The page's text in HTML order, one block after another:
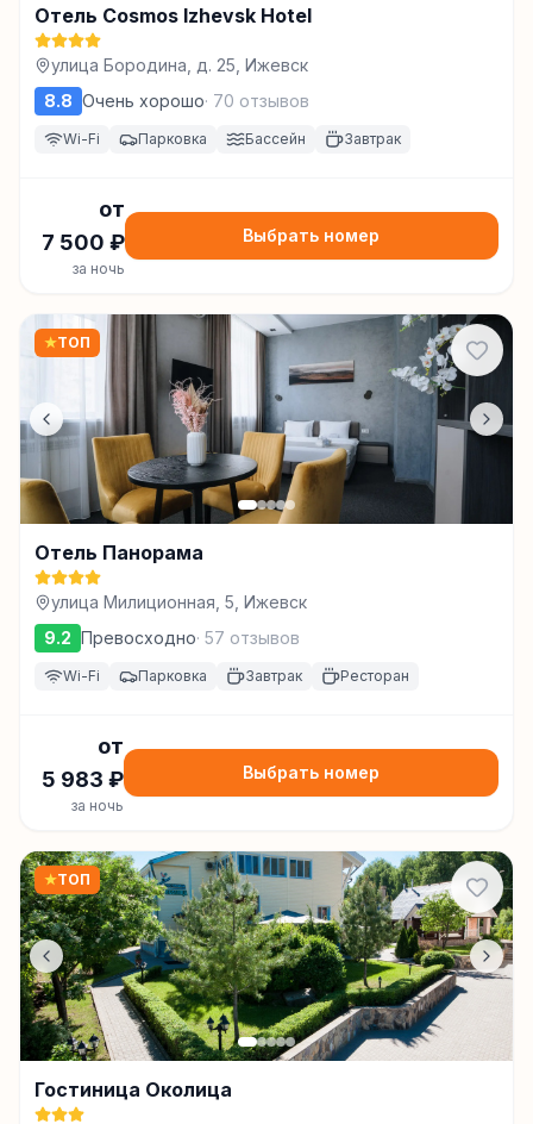
Отель Cosmos Izhevsk Hotel
улица Бородина, д. 25, Ижевск
8.8 Очень хорошо· 70 отзывов
Wi-Fi Парковка Бассейн Завтрак
от
7 500 ₽
за ночь
Выбрать номер
★ТОП
Отель Панорама
улица Милиционная, 5, Ижевск
9.2 Превосходно· 57 отзывов
Wi-Fi Парковка Завтрак Ресторан
от
5 983 ₽
за ночь
Выбрать номер
★ТОП
Гостиница Околица